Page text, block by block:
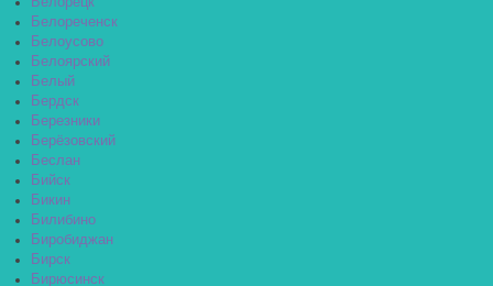
Белореченск
Белоусово
Белоярский
Белый
Бердск
Березники
Берёзовский
Беслан
Бийск
Бикин
Билибино
Биробиджан
Бирск
Бирюсинск